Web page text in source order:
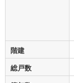
階建
総戸数